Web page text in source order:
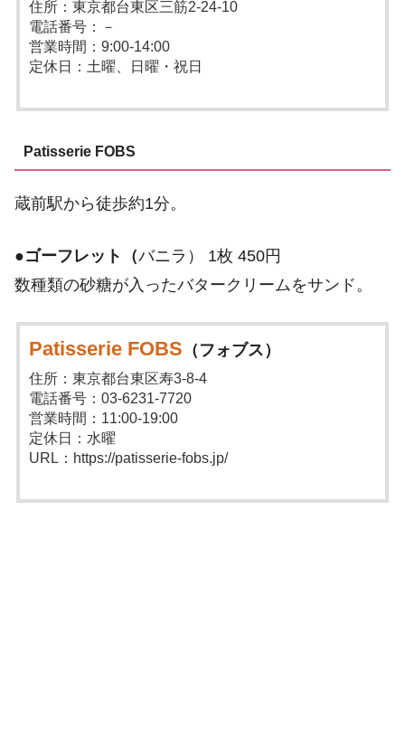
住所：東京都台東区三筋2-24-10
電話番号：－
営業時間：9:00-14:00
定休日：土曜、日曜・祝日
Patisserie FOBS
蔵前駅から徒歩約1分。
●ゴーフレット（バニラ） 1枚 450円
数種類の砂糖が入ったバタークリームをサンド。
Patisserie FOBS （フォブス）
住所：東京都台東区寿3-8-4
電話番号：03-6231-7720
営業時間：11:00-19:00
定休日：水曜
URL：https://patisserie-fobs.jp/